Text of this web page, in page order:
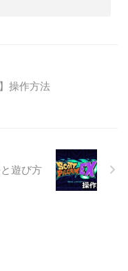
操作方法
遊び方